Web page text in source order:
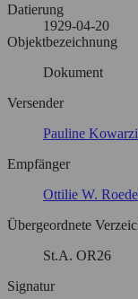
Datierung
1929-04-20
Objektbezeichnung
Dokument
Versender
Pauline
Empfänger
Ottilie W.
Übergeordnete
St.A. OR26
Signatur